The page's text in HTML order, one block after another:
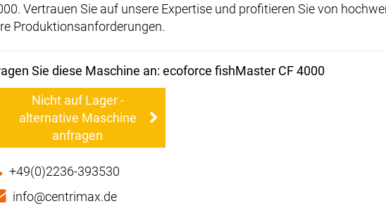
Vertrauen Sie auf unsere Expertise und profitieren Sie von
Produktionsanforderungen.
Sie diese Maschine an: ecoforce fishMaster CF 4000
Nicht auf Lager -
alternative Maschine
anfragen
+49(0)2236-393530
info@centrimax.de